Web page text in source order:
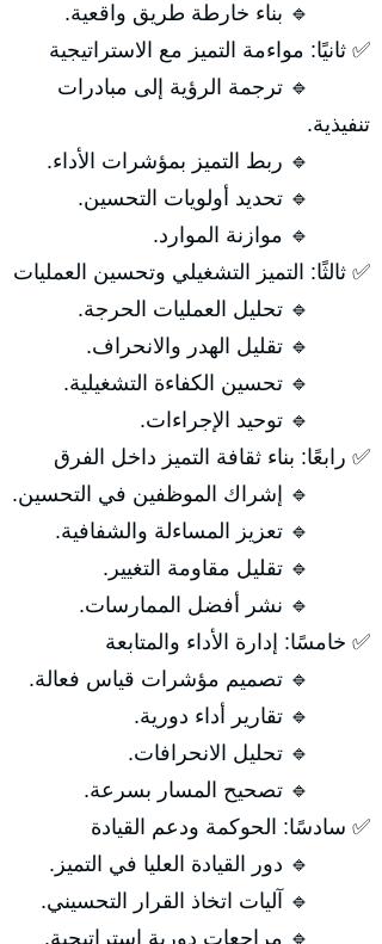
🔹 بناء خارطة طريق واقعية.
✅ ثانيًا: مواءمة التميز مع الاستراتيجية
🔹 ترجمة الرؤية إلى مبادرات
تنفيذية.
🔹 ربط التميز بمؤشرات الأداء.
🔹 تحديد أولويات التحسين.
🔹 موازنة الموارد.
✅ ثالثًا: التميز التشغيلي وتحسين العمليات
🔹 تحليل العمليات الحرجة.
🔹 تقليل الهدر والانحراف.
🔹 تحسين الكفاءة التشغيلية.
🔹 توحيد الإجراءات.
✅ رابعًا: بناء ثقافة التميز داخل الفرق
🔹 إشراك الموظفين في التحسين.
🔹 تعزيز المساءلة والشفافية.
🔹 تقليل مقاومة التغيير.
🔹 نشر أفضل الممارسات.
✅ خامسًا: إدارة الأداء والمتابعة
🔹 تصميم مؤشرات قياس فعالة.
🔹 تقارير أداء دورية.
🔹 تحليل الانحرافات.
🔹 تصحيح المسار بسرعة.
✅ سادسًا: الحوكمة ودعم القيادة
🔹 دور القيادة العليا في التميز.
🔹 آليات اتخاذ القرار التحسيني.
🔹 مراجعات دورية استراتيجية.